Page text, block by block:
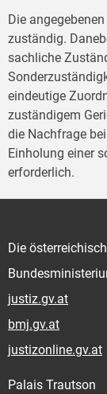
Die
zuständig.
sachliche
eindeutige
zuständigem
die Nachfrage
Einholung einer
erforderlich.
Die
justiz.gv.at
bmj.gv.at
justizonline.gv.at
Palais Trautson